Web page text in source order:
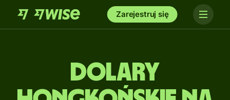
Zarejestruj się
Dolary